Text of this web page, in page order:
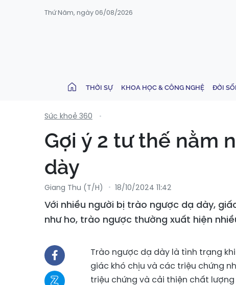
Thứ Năm, ngày 06/08/2026
THỜI SỰ KHOA HỌC & CÔNG NGHỆ ĐỜI
Sức khoẻ 360
Gợi ý 2 tư thế nằm
dày
Giang Thu (T/H) 18/10/2024 11:42
Với nhiều người bị trào ngược dạ dày,
như ho, trào ngược thường xuất hiện
Trào ngược dạ dày là tình trạng
giác khó chịu và các triệu chứng
triệu chứng và cải thiện chất